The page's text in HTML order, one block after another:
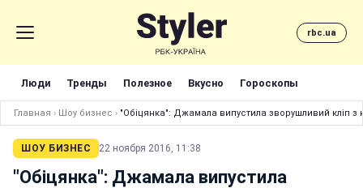
rbc.ua
Люди Тренды Полезное Вкусно Гороскопы
Главная › Шоу бизнес › "Обіцянка": Джамала випустила зворушливий кліп з
ШОУ БИЗНЕС 22 ноября 2016, 11:38
"Обіцянка": Джамала випустила